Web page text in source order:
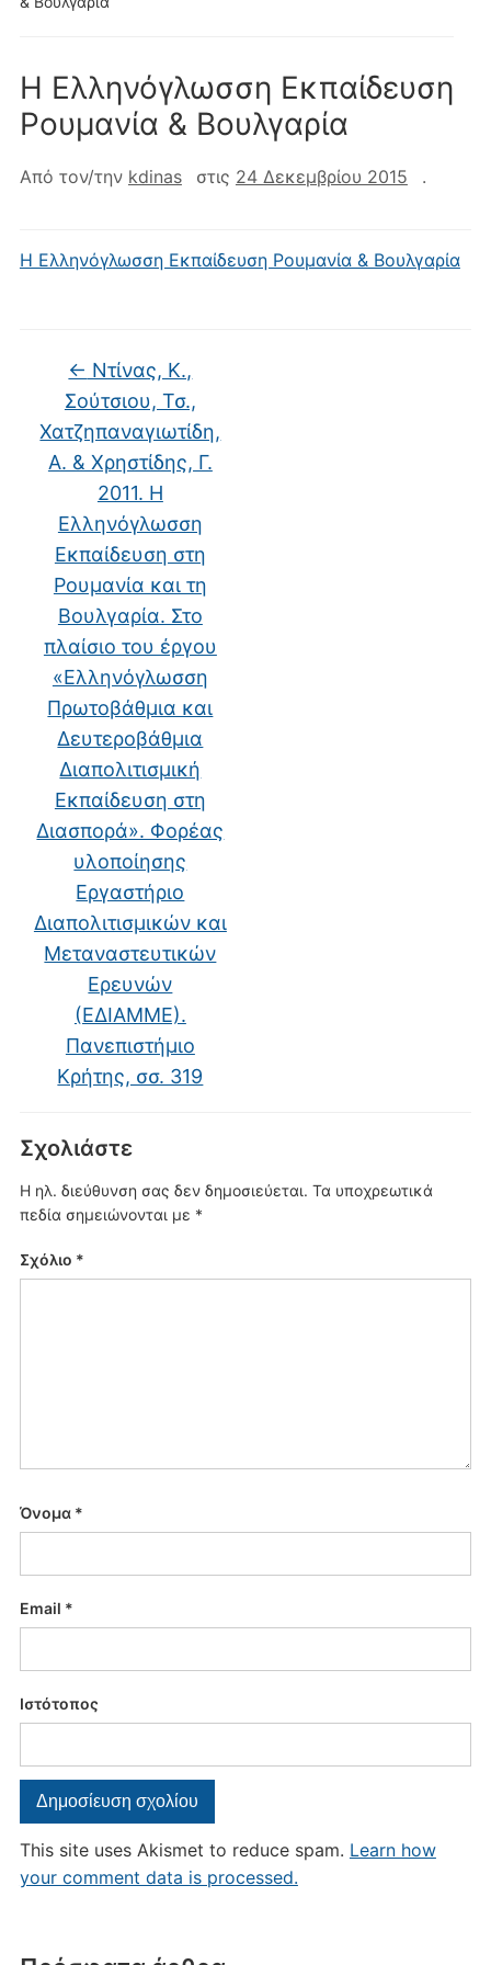
Η Ελληνόγλωσση Εκπαίδευση
Ρουμανία & Βουλγαρία
Από τον/την kdinas στις 24 Δεκεμβρίου 2015 .
Η Ελληνόγλωσση Εκπαίδευση Ρουμανία & Βουλγαρία
← Ντίνας, Κ.,
Σούτσιου, Τσ.,
Χατζηπαναγιωτίδη,
Α. & Χρηστίδης, Γ.
2011. Η
Ελληνόγλωσση
Εκπαίδευση στη
Ρουμανία και τη
Βουλγαρία. Στο
πλαίσιο του έργου
«Ελληνόγλωσση
Πρωτοβάθμια και
Δευτεροβάθμια
Διαπολιτισμική
Εκπαίδευση στη
Διασπορά». Φορέας
υλοποίησης
Εργαστήριο
Διαπολιτισμικών και
Μεταναστευτικών
Ερευνών
(ΕΔΙΑΜΜΕ).
Πανεπιστήμιο
Κρήτης, σσ. 319
Σχολιάστε
Η ηλ. διεύθυνση σας δεν δημοσιεύεται. Τα υποχρεωτικά
πεδία σημειώνονται με *
Σχόλιο *
Όνομα *
Email *
Ιστότοπος
This site uses Akismet to reduce spam. Learn how
your comment data is processed.